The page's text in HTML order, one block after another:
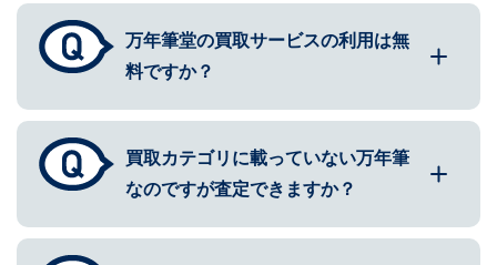
万年筆堂の買取サービスの利用は無
料ですか？
買取カテゴリに載っていない万年筆
なのですが査定できますか？